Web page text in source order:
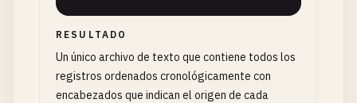
RESULTADO
Un único archivo de texto que contiene todos los
registros ordenados cronológicamente con
encabezados que indican el origen de cada